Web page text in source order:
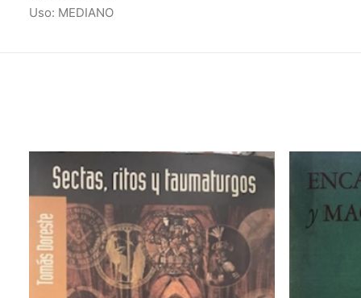
Uso: MEDIANO